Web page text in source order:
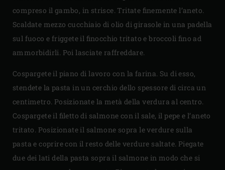
compreso il gambo, in strisce. Tritate finemente l’aneto.
Scaldate mezzo cucchiaio di olio di girasole in una padella
sul fuoco e friggete il finocchio tritato e broccoli fino ad
ammorbidirli. Poi lasciate raffreddare.
Cospargete il piano di lavoro con la farina. Su di esso,
stendete la pasta in un cerchio dello spessore di circa un
centimetro. Posizionate la metà della verdura al centro.
Cospargete il filetto di salmone con il sale, il pepe e l’aneto
tritato. Posizionate il salmone sopra le verdure sulla
pasta e coprire con il resto delle verdure saltate. Piegate
due dei lati della pasta sopra il salmone in modo che si